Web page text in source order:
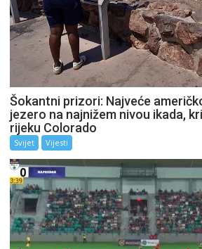
Šokantni prizori: Najveće
jezero na najnižem nivou ikada,
rijeku Colorado
Svijet Vijesti